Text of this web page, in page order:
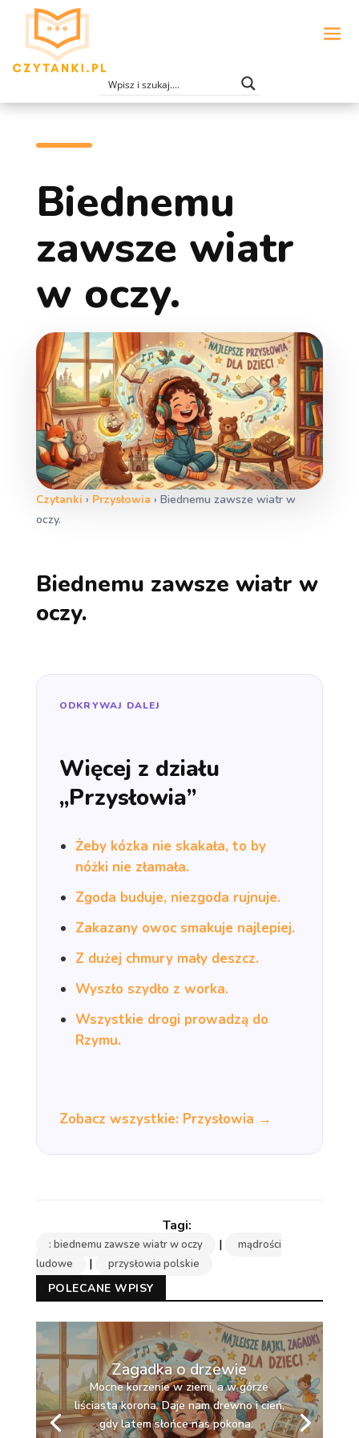
Biednemu
zawsze wiatr
w oczy.
Czytanki › Przysłowia › Biednemu zawsze wiatr w
oczy.
Biednemu zawsze wiatr w
oczy.
ODKRYWAJ DALEJ
Więcej z działu
„Przysłowia”
Żeby kózka nie skakała, to by
nóżki nie złamała.
Zgoda buduje, niezgoda rujnuje.
Zakazany owoc smakuje najlepiej.
Z dużej chmury mały deszcz.
Wyszło szydło z worka.
Wszystkie drogi prowadzą do
Rzymu.
Zobacz wszystkie: Przysłowia →
: biednemu zawsze wiatr w oczy |
mądrości
ludowe
| przysłowia polskie
POLECANE WPISY
Zagadka o drzewie
Mocne korzenie w ziemi, a w górze
liściasta korona. Daje nam drewno i cień,
gdy latem słońce nas pokona.